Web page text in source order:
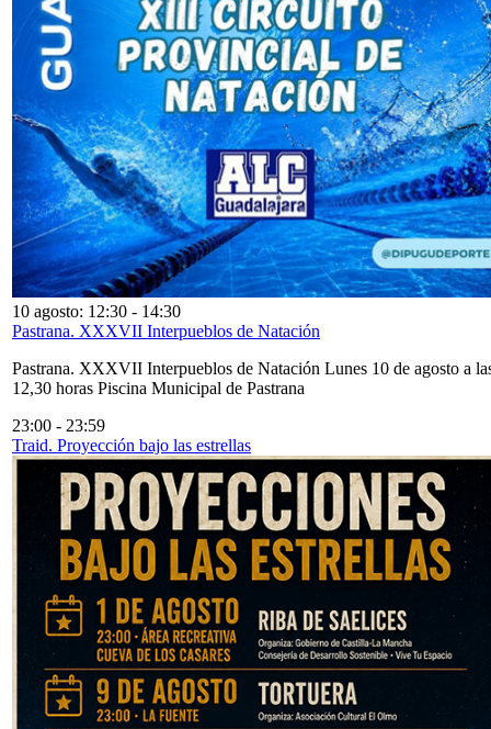
10 agosto: 12:30 - 14:30
Pastrana. XXXVII Interpueblos de Natación
Pastrana. XXXVII Interpueblos de Natación Lunes 10 de agosto a
12,30 horas Piscina Municipal de Pastrana
23:00 - 23:59
Traid. Proyección bajo las estrellas